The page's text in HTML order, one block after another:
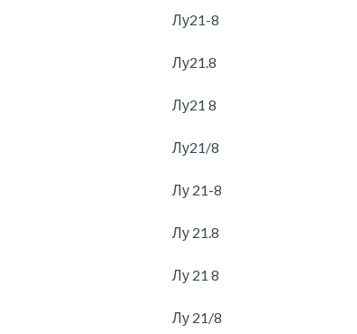
Лу21-8
Лу21.8
Лу21 8
Лу21/8
Лу 21-8
Лу 21.8
Лу 21 8
Лу 21/8